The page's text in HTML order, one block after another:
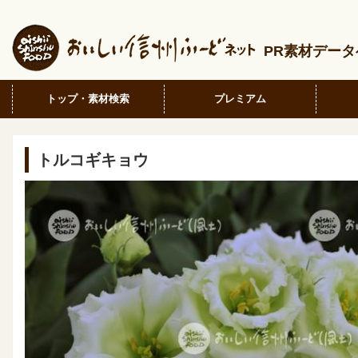
PR素材デー
トップ・素材検索 プレミアム
トルコギキョウ